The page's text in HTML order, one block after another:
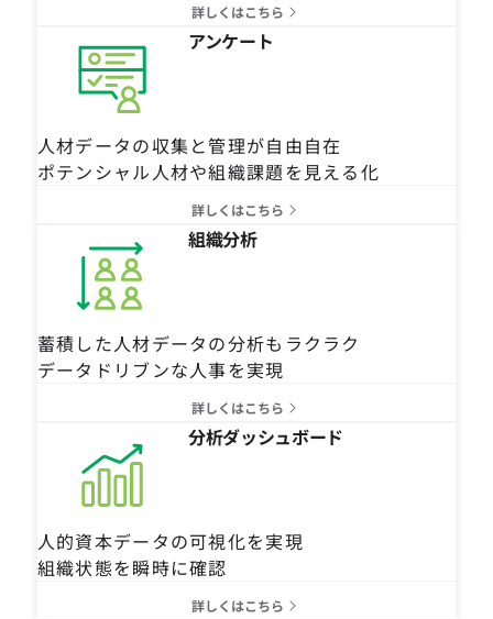
詳しくはこちら
アンケート
人材データの収集と管理が自由自在
ポテンシャル人材や組織課題を見える化
詳しくはこちら
組織分析
蓄積した人材データの分析もラクラク
データドリブンな人事を実現
詳しくはこちら
分析ダッシュボード
人的資本データの可視化を実現
組織状態を瞬時に確認
詳しくはこちら